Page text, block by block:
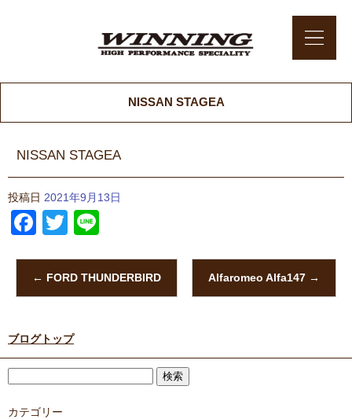
NISSAN STAGEA
NISSAN STAGEA
投稿日 2021年9月13日
Facebook
Twitter
← FORD THUNDERBIRD Alfaromeo Alfa147 →
ブログトップ
カテゴリー